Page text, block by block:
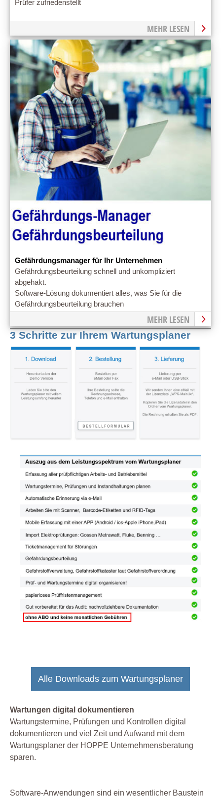
Prüfer zufriedenstellt
MEHR LESEN
Gefährdungsmanager für Ihr Unternehmen
Gefährdungsbeurteilung schnell und unkompliziert
abgehakt.
Software-Lösung dokumentiert alles, was Sie für die
Gefährdungsbeurteilung brauchen
MEHR LESEN
3 Schritte zur Ihrem Wartungsplaner
Alle Downloads zum Wartungsplaner
Wartungen digital dokumentieren
Wartungstermine, Prüfungen und Kontrollen digital
dokumentieren und viel Zeit und Aufwand mit dem
Wartungsplaner der HOPPE Unternehmensberatung
sparen.
Software-Anwendungen sind ein wesentlicher Baustein